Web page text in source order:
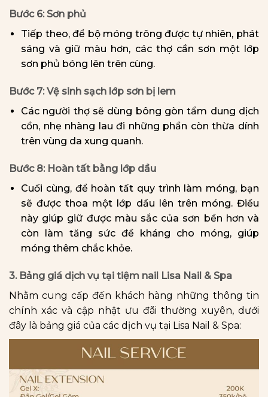
Bước 6: Sơn phủ
Tiếp theo, để bộ móng trông được tự nhiên, phát
sáng và giữ màu hơn, các thợ cần sơn một lớp
sơn phủ bóng lên trên cùng.
Bước 7: Vệ sinh sạch lớp sơn bị lem
Các người thợ sẽ dùng bông gòn tẩm dung dịch
cồn, nhẹ nhàng lau đi những phần còn thừa dính
trên vùng da xung quanh.
Bước 8: Hoàn tất bằng lớp dầu
Cuối cùng, để hoàn tất quy trình làm móng, bạn
sẽ được thoa một lớp dầu lên trên móng. Điều
này giúp giữ được màu sắc của sơn bền hơn và
còn làm tăng sức đề kháng cho móng, giúp
móng thêm chắc khỏe.
3. Bảng giá dịch vụ tại tiệm nail Lisa Nail & Spa
Nhằm cung cấp đến khách hàng những thông tin
chính xác và cập nhật ưu đãi thường xuyên, dưới
đây là bảng giá của các dịch vụ tại Lisa Nail & Spa: